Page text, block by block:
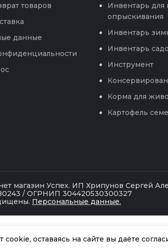
товаров
данные
Инвентарь для
опрыскивания
Инвентарь
Инвентарь
Инструмент
Корма для
Картофель
магазин Успех. ИП Хрипунов Сергей
/ ОГРНИП 304420530300327
Персональные данные.
cookie, оставаясь на сайте вы даёте